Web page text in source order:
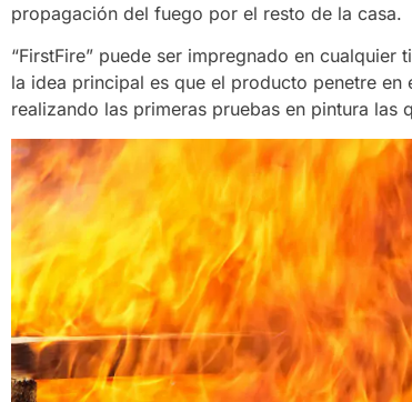
propagación del fuego por el resto de la casa.
“FirstFire” puede ser impregnado en
la idea principal es que el producto penetre en
realizando las primeras pruebas en pintura las